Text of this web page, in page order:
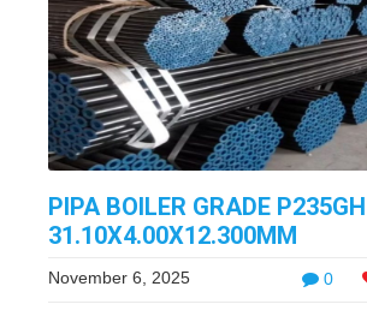
PIPA BOILER GRADE
31.10X4.00X12.300MM
0
November 6, 2025